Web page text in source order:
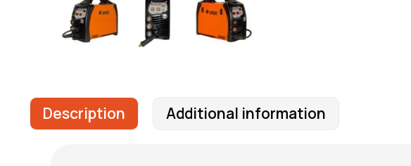
Description Additional information